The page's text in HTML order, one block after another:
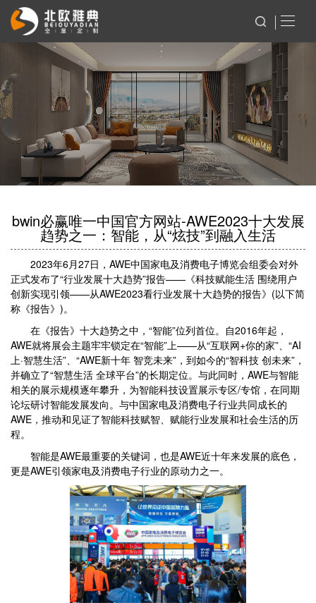
bwin必赢唯一中国官方网站-AWE2023十大发展
趋势之一：智能，从“炫技”到融入生活
2023年6月27日，AWE中国家电及消费电子博览会组委会对外
正式发布了“行业发展十大趋势”报告——《科技赋能生活 围绕用户
创新实现引领——从AWE2023看行业发展十大趋势的报告》(以下简
称《报告》)。
在《报告》十大趋势之中，“智能”位列首位。自2016年起，
AWE就将展会主题牢牢锁定在“智能”上——从“互联网+你的家”、“AI
上·智慧生活”、“AWE新十年 智竞未来”，到如今的“智科技 创未来”，
并确立了“智慧生活 全球平台”的长期定位。与此同时，AWE与智能
相关的展示规模逐年攀升，为智能科技设置展示专区/专馆，在同期
论坛研讨智能发展发向。与中国家电及消费电子行业共同成长的
AWE，推动和见证了智能科技赋智、赋能行业发展和社会生活的历
程。
智能是AWE最重要的关键词，也是AWE近十年来发展的底色，
更是AWE引领家电及消费电子行业的原动力之一。